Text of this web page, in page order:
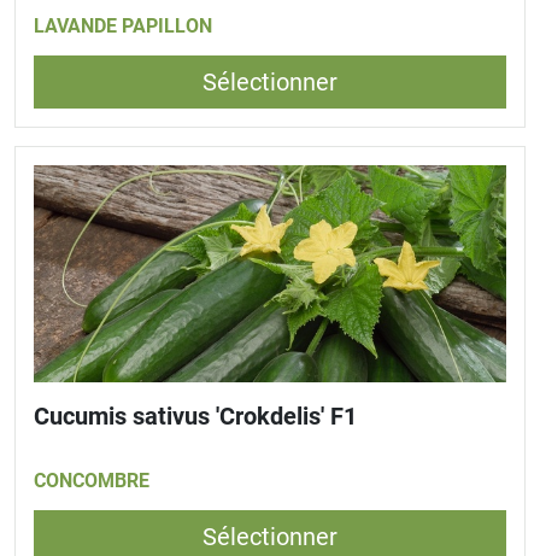
LAVANDE PAPILLON
Sélectionner
Cucumis sativus 'Crokdelis' F1
CONCOMBRE
Sélectionner